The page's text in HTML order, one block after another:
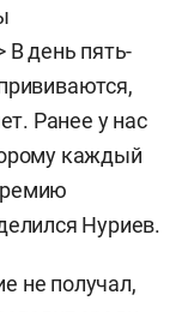
В день пять-
Ранее у нас
каждый
Нуриев.
не получал,